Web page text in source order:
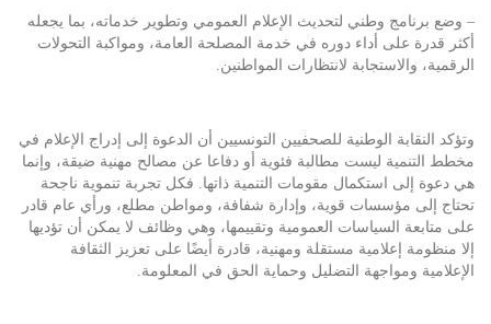
– وضع برنامج وطني لتحديث الإعلام العمومي وتطوير خدماته، بما يجعله
أكثر قدرة على أداء دوره في خدمة المصلحة العامة، ومواكبة التحولات
الرقمية، والاستجابة لانتظارات المواطنين.
وتؤكد النقابة الوطنية للصحفيين التونسيين أن الدعوة إلى إدراج الإعلام في
مخطط التنمية ليست مطالبة فئوية أو دفاعا عن مصالح مهنية ضيقة، وإنما
هي دعوة إلى استكمال مقومات التنمية ذاتها. فكل تجربة تنموية ناجحة
تحتاج إلى مؤسسات قوية، وإدارة شفافة، ومواطن مطلع، ورأي عام قادر
على متابعة السياسات العمومية وتقييمها، وهي وظائف لا يمكن أن تؤديها
إلا منظومة إعلامية مستقلة ومهنية، قادرة أيضًا على تعزيز الثقافة
الإعلامية ومواجهة التضليل وحماية الحق في المعلومة.